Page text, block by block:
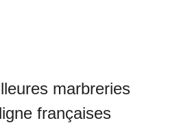
marbreries
françaises